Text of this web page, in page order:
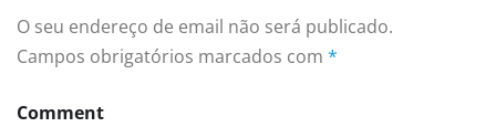
O seu endereço de email não será publicado.
Campos obrigatórios marcados com *
Comment